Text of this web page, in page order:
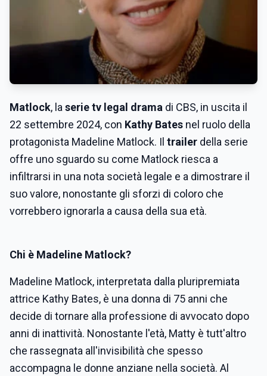
Matlock, la serie tv legal drama di CBS, in uscita il
22 settembre 2024, con Kathy Bates nel ruolo della
protagonista Madeline Matlock. Il trailer della serie
offre uno sguardo su come Matlock riesca a
infiltrarsi in una nota società legale e a dimostrare il
suo valore, nonostante gli sforzi di coloro che
vorrebbero ignorarla a causa della sua età.
Chi è Madeline Matlock?
Madeline Matlock, interpretata dalla pluripremiata
attrice Kathy Bates, è una donna di 75 anni che
decide di tornare alla professione di avvocato dopo
anni di inattività. Nonostante l'età, Matty è tutt'altro
che rassegnata all'invisibilità che spesso
accompagna le donne anziane nella società. Al